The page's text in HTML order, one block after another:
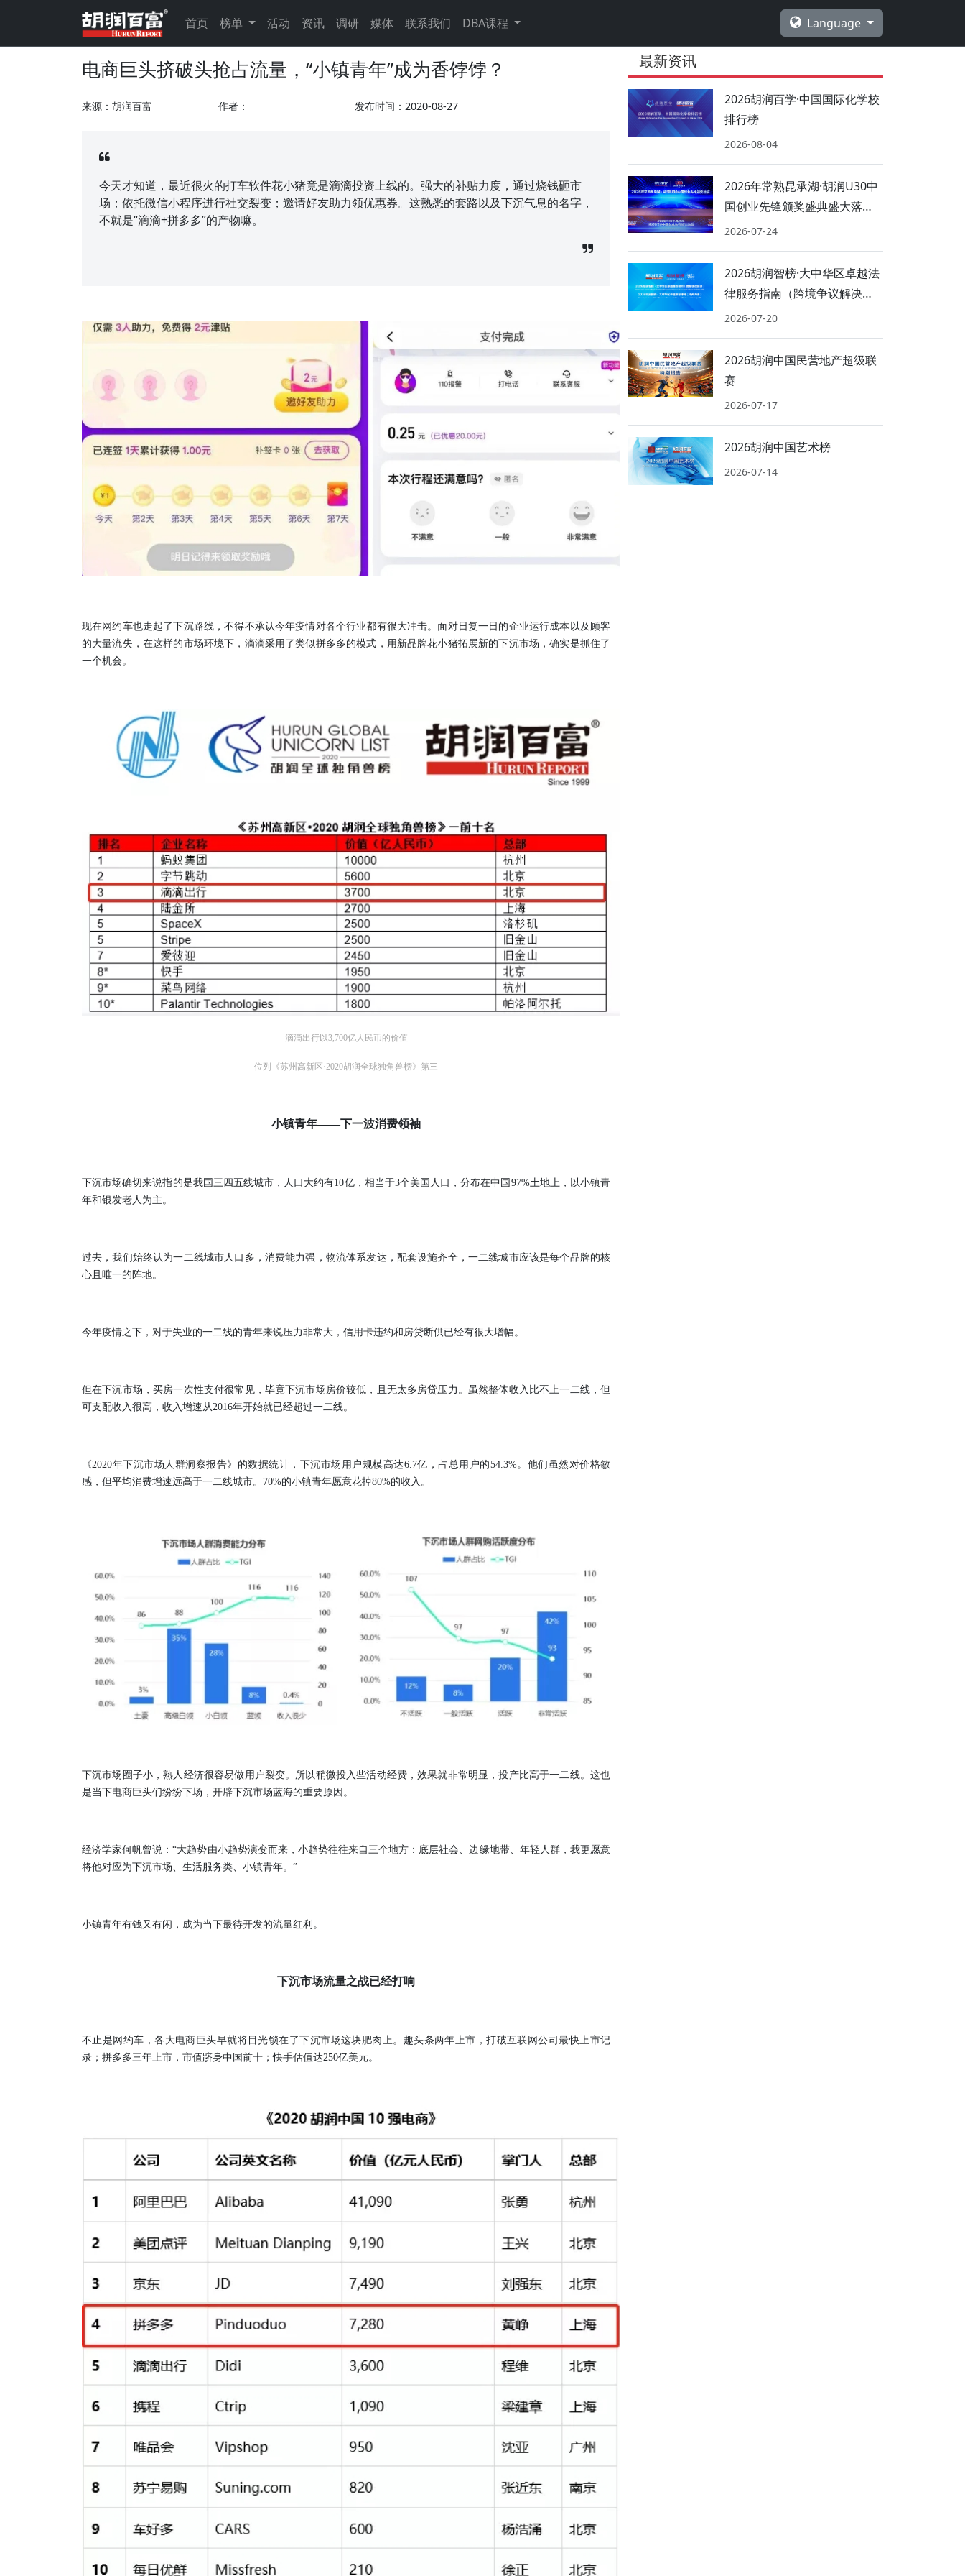
首页 榜单 活动 资讯 调研 媒体 联系我们 DBA课程 Language
电商巨头挤破头抢占流量，“小镇青年”成为香饽饽？
来源：胡润百富 作者： 发布时间：2020-08-27
今天才知道，最近很火的打车软件花小猪竟是滴滴投资上线的。强大的补贴力度，通过烧钱砸市
场；依托微信小程序进行社交裂变；邀请好友助力领优惠券。这熟悉的套路以及下沉气息的名字，
不就是“滴滴+拼多多”的产物嘛。
现在网约车也走起了下沉路线，不得不承认今年疫情对各个行业都有很大冲击。面对日复一日的企业运行成本以及顾客
的大量流失，在这样的市场环境下，滴滴采用了类似拼多多的模式，用新品牌花小猪拓展新的下沉市场，确实是抓住了
一个机会。
滴滴出行以3,700亿人民币的价值
位列《苏州高新区·2020胡润全球独角兽榜》第三
小镇青年——下一波消费领袖
下沉市场确切来说指的是我国三四五线城市，人口大约有10亿，相当于3个美国人口，分布在中国97%土地上，以小镇青
年和银发老人为主。
过去，我们始终认为一二线城市人口多，消费能力强，物流体系发达，配套设施齐全，一二线城市应该是每个品牌的核
心且唯一的阵地。
今年疫情之下，对于失业的一二线的青年来说压力非常大，信用卡违约和房贷断供已经有很大增幅。
但在下沉市场，买房一次性支付很常见，毕竟下沉市场房价较低，且无太多房贷压力。虽然整体收入比不上一二线，但
可支配收入很高，收入增速从2016年开始就已经超过一二线。
《2020年下沉市场人群洞察报告》的数据统计，下沉市场用户规模高达6.7亿，占总用户的54.3%。他们虽然对价格敏
感，但平均消费增速远高于一二线城市。70%的小镇青年愿意花掉80%的收入。
下沉市场圈子小，熟人经济很容易做用户裂变。所以稍微投入些活动经费，效果就非常明显，投产比高于一二线。这也
是当下电商巨头们纷纷下场，开辟下沉市场蓝海的重要原因。
经济学家何帆曾说：“大趋势由小趋势演变而来，小趋势往往来自三个地方：底层社会、边缘地带、年轻人群，我更愿意
将他对应为下沉市场、生活服务类、小镇青年。”
小镇青年有钱又有闲，成为当下最待开发的流量红利。
下沉市场流量之战已经打响
不止是网约车，各大电商巨头早就将目光锁在了下沉市场这块肥肉上。趣头条两年上市，打破互联网公司最快上市记
录；拼多多三年上市，市值跻身中国前十；快手估值达250亿美元。
最新资讯
2026胡润百学·中国国际化学校
排行榜
2026-08-04
2026年常熟昆承湖·胡润U30中
国创业先锋颁奖盛典盛大落
幕！
2026-07-24
2026胡润智榜·大中华区卓越法
律服务指南（跨境争议解决、
海商海事）
2026-07-20
2026胡润中国民营地产超级联
赛
2026-07-17
2026胡润中国艺术榜
2026-07-14